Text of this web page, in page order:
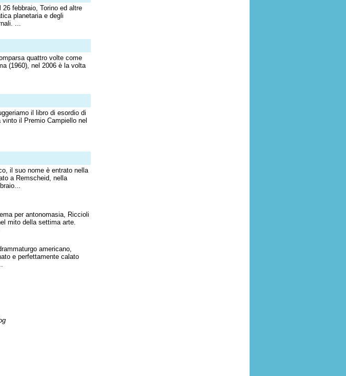
26 febbraio, Torino ed altre
planetaria e degli
...
quattro volte come
(1960), nel 2006 è la volta
il libro di esordio di
il Premio Campiello nel
il suo nome è entrato nella
a Remscheid, nella
per antonomasia, Riccioli
mito della settima arte.
americano,
e perfettamente calato